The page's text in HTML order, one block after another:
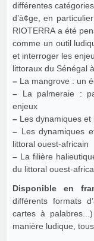
différentes
d’à¢ge, en
RIOTERRA a été
comme un outil
et interroger les
littoraux du Sénégal
– La mangrove : un
– La palmeraie :
enjeux
– Les dynamiques
– Les dynamiques
littoral ouest-africain
– La filière
du littoral ouest-
Disponible en
différents formats
cartes à
manière ludique,